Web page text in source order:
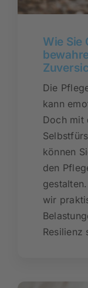
Wie Sie
Die
kann
Doch mit
können
den
wir
Resilienz